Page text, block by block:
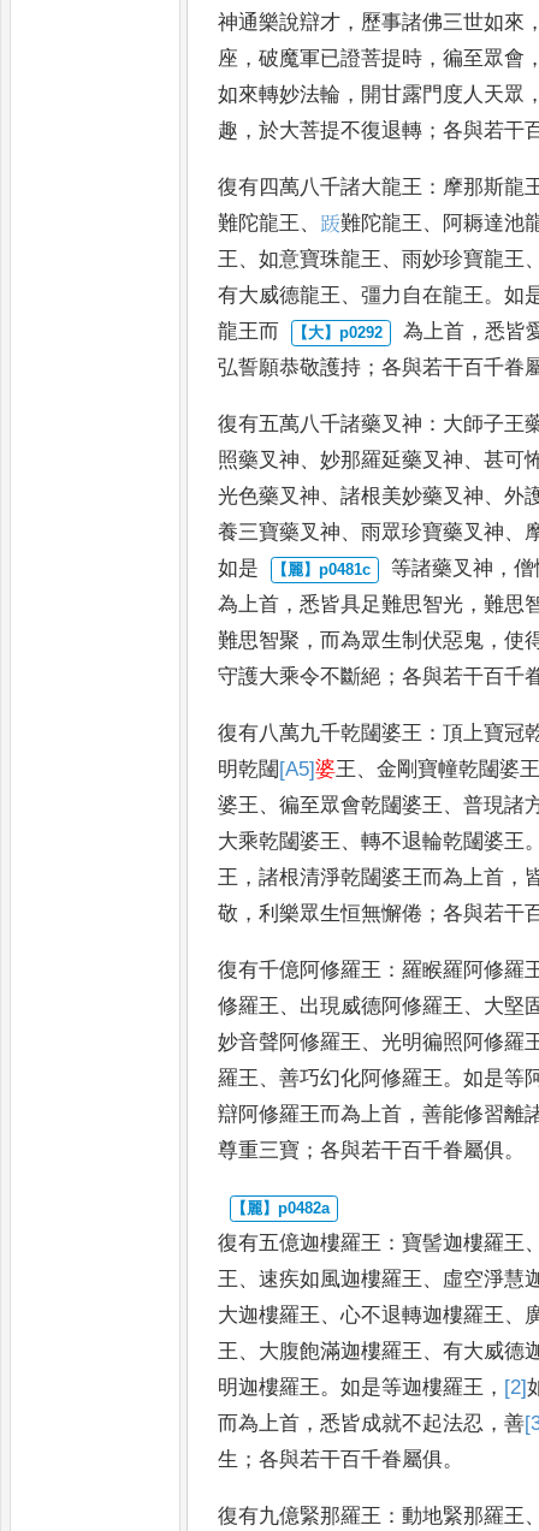
神通樂說辯才 ， 歷事諸佛三世如來
座 ，破魔軍已證菩提時 ，徧至眾會
如來轉妙法輪 ， 開甘露門度人 天眾
趣 ，於大菩提不復退轉 ；各與若干
復有四萬八千諸大龍王 ： 摩那斯龍
難陀龍王、 䟦難陀龍王、 阿耨達池
王、如意寶珠龍王、 雨妙珍寶龍王
有大威德龍王、彊力自在龍王。如
龍王而
為上首 ，悉皆
弘誓願恭敬護持 ；各與若干百千眷
復有五萬八千諸藥叉神 ： 大師子王
照藥叉神、妙那羅延藥叉神、甚可
光色藥叉神、諸根美妙藥叉神、外
養三寶藥叉神、 雨眾珍寶藥叉神、
如是
等諸藥叉神 ，僧
為上首 ，悉皆具足難思智光 ，難思
難思智聚 ， 而為眾生制伏惡鬼 ，使
守護大乘令不斷絕 ；各與若干百千
復有八萬九千乾闥婆王 ：頂上寶冠
明乾闥 [A5]婆王、金剛寶幢乾闥婆
婆王、徧至眾會乾闥婆王、普現諸
大乘乾闥婆王、轉不退輪乾闥婆王
王 ，諸根清淨乾闥婆王而為上首 ，
敬 ，利樂眾生恒無懈倦 ；各與若干
復有千億阿修羅王 ：羅睺羅阿修羅
修羅王、 出現威德阿修羅王、 大堅
妙音聲阿修羅王、光明徧照阿修羅
羅王、善巧幻化阿修羅王。如是等
辯阿修羅王而為上首 ，善能修習離
尊重三寶 ；各與若干百千眷屬俱。
復有五億迦樓羅王 ：寶髻迦樓羅王
王、速疾如風迦樓羅王、 虛空淨慧
大迦樓羅王、心不退轉迦樓羅王、
王、 大腹飽滿迦樓羅王、有大威德
明迦樓羅王。如是等迦樓羅王 ， [2]
而為上首 ，悉皆成就不起法忍 ，善
生 ；各與若干百千眷屬俱。
復有九億緊那羅王 ：動地緊那羅王